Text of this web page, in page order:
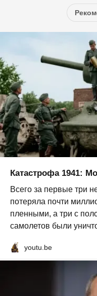
Катастрофа 1941:
Всего за первые три
потеряла почти
пленными, а три с
самолетов были
youtu.be